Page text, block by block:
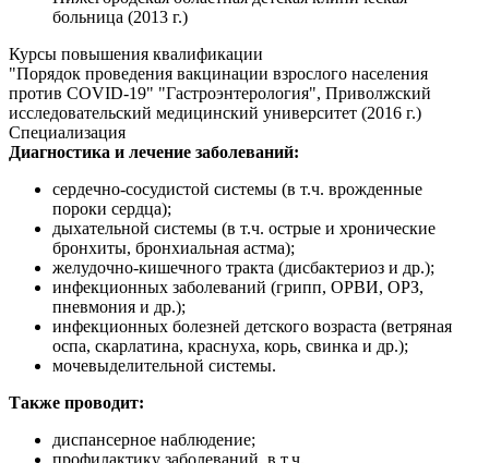
больница (2013 г.)
Курсы повышения квалификации
"Порядок проведения вакцинации взрослого населения
против COVID-19" "Гастроэнтерология", Приволжский
исследовательский медицинский университет (2016 г.)
Специализация
Диагностика и лечение заболеваний:
сердечно-сосудистой системы (в т.ч. врожденные
пороки сердца);
дыхательной системы (в т.ч. острые и хронические
бронхиты, бронхиальная астма);
желудочно-кишечного тракта (дисбактериоз и др.);
инфекционных заболеваний (грипп, ОРВИ, ОРЗ,
пневмония и др.);
инфекционных болезней детского возраста (ветряная
оспа, скарлатина, краснуха, корь, свинка и др.);
мочевыделительной системы.
Также проводит:
диспансерное наблюдение;
профилактику заболеваний, в т.ч.